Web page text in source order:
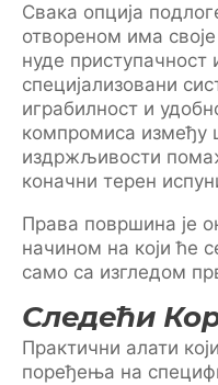
Свака опција
отвореном има
нуде приступачност
специјализовани
играбилност и
компромиса између
издржљивости
коначни терен
Права површина је
начином на који ће
само са изгледом
Следећи
Практични алати
поређења на